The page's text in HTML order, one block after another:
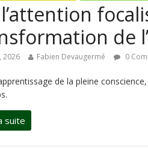
de
2026 Fabien Devaugermé 0
de la pleine